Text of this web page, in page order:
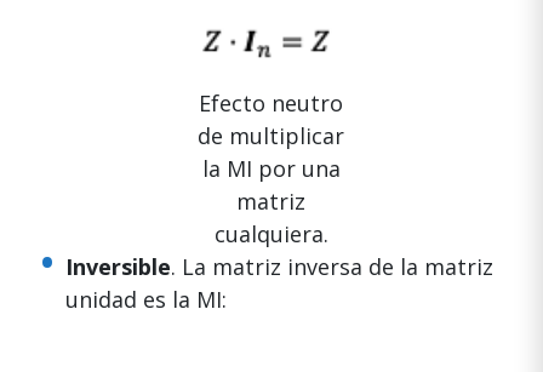
Efecto neutro
de multiplicar
la MI por una
matriz
cualquiera.
Inversible. La matriz inversa de la matriz
unidad es la MI: